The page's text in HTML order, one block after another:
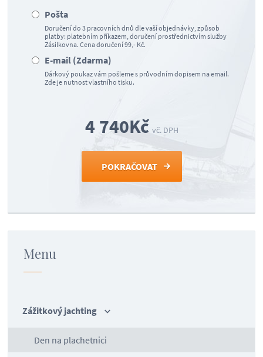
Pošta
Doručení do 3 pracovních dnů dle vaší objednávky, způsob
platby: platebním příkazem, doručení prostřednictvím služby
Zásilkovna. Cena doručení 99,- Kč.
E-mail (Zdarma)
Dárkový poukaz vám pošleme s průvodním dopisem na email.
Zde je nutnost vlastního tisku.
4 740Kč vč. DPH
Menu
Zážitkový jachting
Den na plachetnici